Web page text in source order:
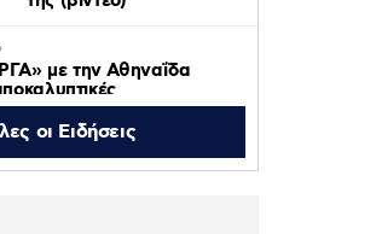
με την Αθηναΐδα
συνεντεύξεις
ACTION 24
οι Ειδήσεις